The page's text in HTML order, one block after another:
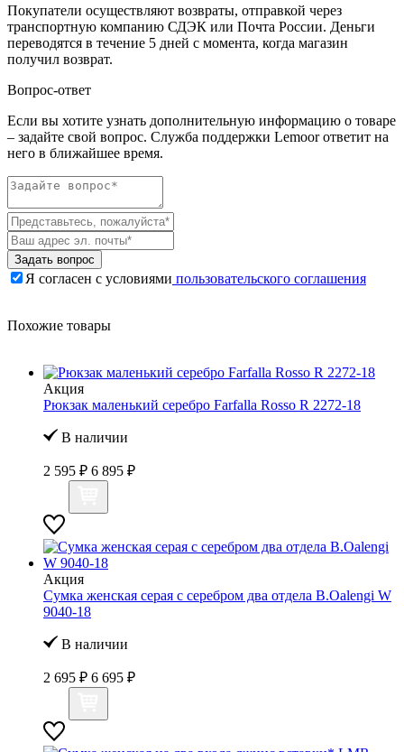
Покупатели осуществляют возвраты, отправкой через
транспортную компанию СДЭК или Почта России. Деньги
переводятся в течение 5 дней с момента, когда магазин
получил возврат.
Вопрос-ответ
Если вы хотите узнать дополнительную информацию о товаре
– задайте свой вопрос. Служба поддержки Lemoor ответит на
него в ближайшее время.
Задать вопрос
Я согласен с условиями пользовательского соглашения
Похожие товары
Акция
Рюкзак маленький серебро Farfalla Rosso R 2272-18
В наличии
2 595 ₽ 6 895 ₽
Акция
Сумка женская серая с серебром два отдела B.Oalengi W
9040-18
В наличии
2 695 ₽ 6 695 ₽